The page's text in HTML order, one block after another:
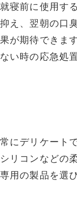
寝前に使用す
え、翌朝の口
が期待できま
い時の応急処
にデリケート
リコンなどの
用の製品を選